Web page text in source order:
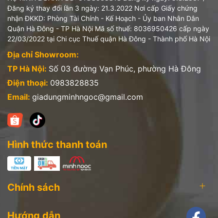
Tên sản phẩm:Nồi nông Neoflam Fika 22cm
Nhà sản xuất:Neoflam Inc
Địa chỉ:Gieoprdosi-ro, Gangwon-do, Wonju-si,
Jijeong-myeon, Korea
NK&PP
: Công ty cổ phần Vifami
Địa chỉ:số 44 đường Lê Văn Lương, phường Nhân
Chính, quận Thanh Xuân, TP Hà Nội, Việt Nam
Tên sản phẩm
Chảo xào, sâu Neoflam Fika 26cm
Jijeong-myeon, Korea
Đăng ký thay đổi lần 3 ngày: 21.3.2022 Nơi cấp Giấy chứng
nhận ĐKKD: Phòng Tài Chính - Kế Hoạch - Ủy ban Nhân Dân
Quận Hà Đông - TP Hà Nội Mã số thuế: 8036950426 cấp ngày
22/03/2022 tại Chi cục Thuế quận Hà Đông - Thành phố Hà Nội
Địa chỉ Showroom:
TP Hà Nội: Số 03 đường Vạn Phúc, phường Hà Đông
Điện thoại: 0983828835
Email: giadungminhngoc@gmail.com
Hình thức thanh toán
Chính sách
Hướng dẫn